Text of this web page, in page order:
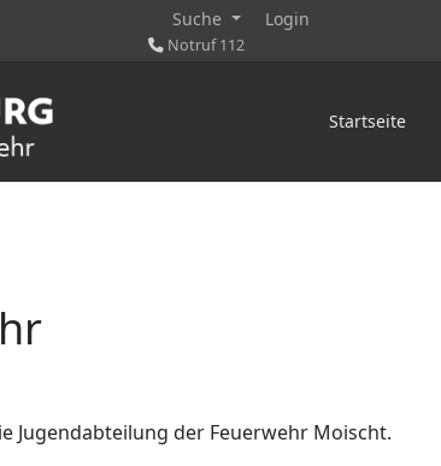
Suche Login
Notruf 112
Startseite
Jugendabteilung der Feuerwehr Moischt.